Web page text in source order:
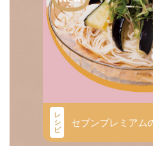
レ
シ
ピ
セブンプレミアム